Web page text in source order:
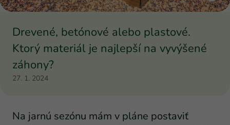
Drevené, betónové alebo plastové.
Ktorý materiál je najlepší na vyvýšené
záhony?
27. 1. 2024
Na jarnú sezónu mám v pláne postaviť